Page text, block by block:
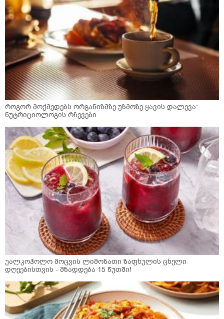
როგორ მოქმედებს ორგანიზმზე უზმოზე ყავის დალევა:
ნუტრიციოლოგის რჩევები
უალკოჰოლო მოცვის ლიმონათი ზაფხულის ცხელი
დღეებისთვის - მზადდება 15 წუთში!